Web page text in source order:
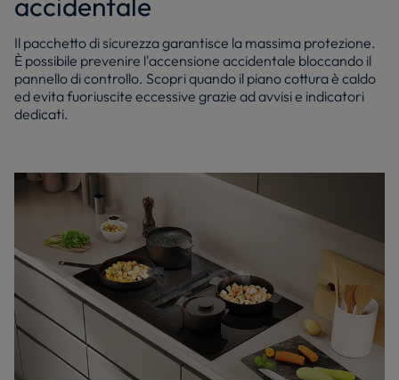
Il pacchetto di sicurezza garantisce la massima protezione.
È possibile prevenire l'accensione accidentale bloccando il
pannello di controllo. Scopri quando il piano cottura è caldo
ed evita fuoriuscite eccessive grazie ad avvisi e indicatori
dedicati.